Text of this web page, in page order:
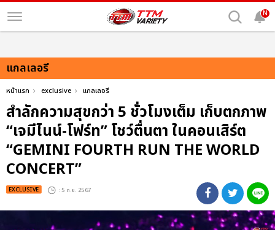
N
แกลเลอรี
หน้าแรก exclusive แกลเลอรี
สำลักความสุขกว่า 5 ชั่วโมงเต็ม เก็บตกภาพ
“เจมีไนน์-โฟร์ท” โชว์ตื่นตา ในคอนเสิร์ต
“GEMINI FOURTH RUN THE WORLD
CONCERT”
EXCLUSIVE : 5 ก.ย. 2567